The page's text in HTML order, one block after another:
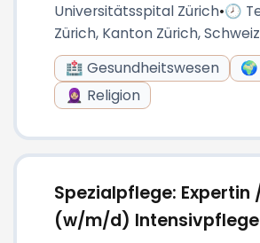
Universitätsspital Zürich•🕗
Zürich, Kanton Zürich, Schweiz
🏥 Gesundheitswesen
🧕🏼 Religion
Spezialpflege: Expertin
(w/m/d) Intensivpflege